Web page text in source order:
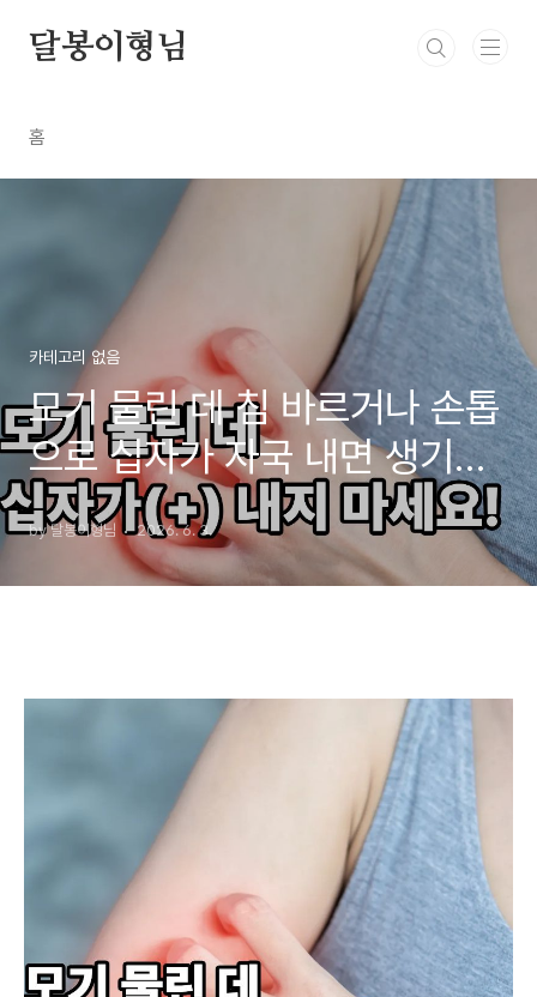
달봉이형님
홈
카테고리 없음
모기 물린 데 침 바르거나 손톱
으로 십자가 자국 내면 생기는
일 (봉와직염)
by 달봉이형님 2026. 6. 3.